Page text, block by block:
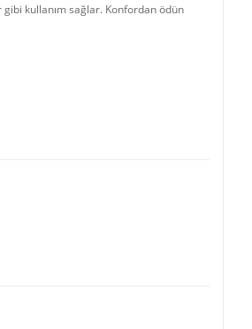
kullanım sağlar. Konfordan ödün